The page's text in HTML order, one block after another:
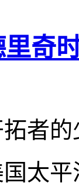
奇
者
太平